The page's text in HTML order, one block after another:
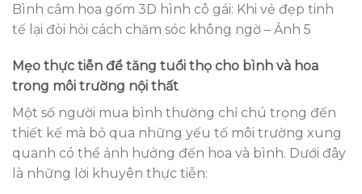
Bình cắm hoa gốm 3D hình cô gái: Khi vẻ đẹp tinh
tế lại đòi hỏi cách chăm sóc không ngờ – Ảnh 5
Mẹo thực tiễn để tăng tuổi thọ cho bình và hoa
trong môi trường nội thất
Một số người mua bình thường chỉ chú trọng đến
thiết kế mà bỏ qua những yếu tố môi trường xung
quanh có thể ảnh hưởng đến hoa và bình. Dưới đây
là những lời khuyên thực tiễn: